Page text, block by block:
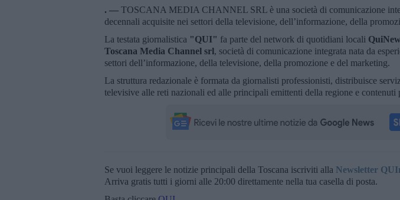
. — TOSCANA MEDIA CHANNEL SRL è una società di comunicazione
decennali acquisite nei settori della televisione, dell’informazione, della
La testata giornalistica "QUI" fa parte del network di quotidiani locali
Toscana Media Channel srl, società di comunicazione integrata nata da
settori dell’informazione, della televisione, della promozione e del marketing.
La struttura redazionale è formata da giornalisti professionisti, distribuisce
televisive alle reti nazionali ed alle principali emittenti della regione e contenuti
Se vuoi leggere le notizie principali della Toscana iscriviti alla Newsletter
Arriva gratis tutti i giorni alle 20:00 direttamente nella tua casella di posta.